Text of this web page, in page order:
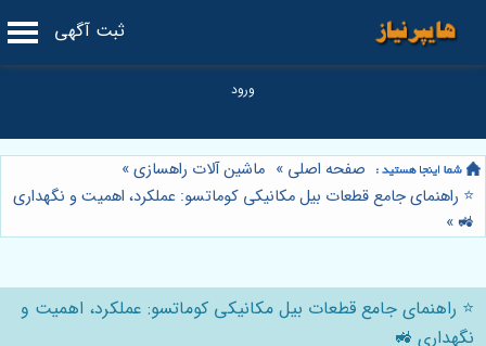
ثبت آگهی
صفحه اصلی » ماشین آلات راهسازی»
⭐️ راهنمای جامع قطعات بیل مکانیکی کوماتسو: عملکرد، اهمیت و نگهداری
🚜
»
⭐️ راهنمای جامع قطعات بیل مکانیکی کوماتسو: عملکرد، اهمیت و
نگهداری 🚜